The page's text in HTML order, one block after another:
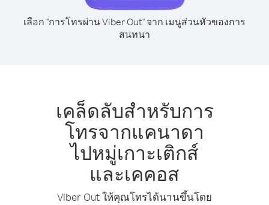
เลือก "การโทรผ่าน Viber Out" จาก เมนูส่วนหัวของการ
สนทนา
เคล็ดลับสำหรับการ
โทรจากแคนาดา
ไปหมู่เกาะเติกส์
และเคคอส
Viber Out ให้คุณโทรได้นานขึ้นโดย